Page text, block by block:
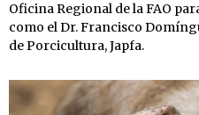
Oficina Regional de la FAO
como el Dr. Francisco
de Porcicultura, Japfa.